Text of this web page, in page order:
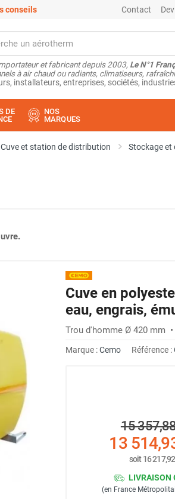
conseils Contact
et fabricant depuis 2003, Le N°1
à air chaud ou radiants, climatiseurs,
installateurs, entreprises, sociétés,
DE
NOS
MARQUES
Cuve et station de distribution Stockage et
Cuve en
eau, engrais,
Trou d'homme Ø 420 mm
Marque :Cemo Référence :
15
13
soit16
LIVRAISON
(en France